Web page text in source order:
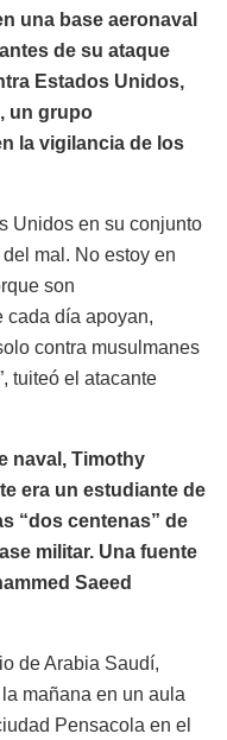
una base aeronaval
de su ataque
Estados Unidos,
un grupo
la vigilancia de los
Unidos en su conjunto
mal. No estoy en
son
cada día apoyan,
contra musulmanes
tuiteó el atacante
naval, Timothy
era un estudiante de
“dos centenas” de
militar. Una fuente
Saeed
de Arabia Saudí,
mañana en un aula
Pensacola en el